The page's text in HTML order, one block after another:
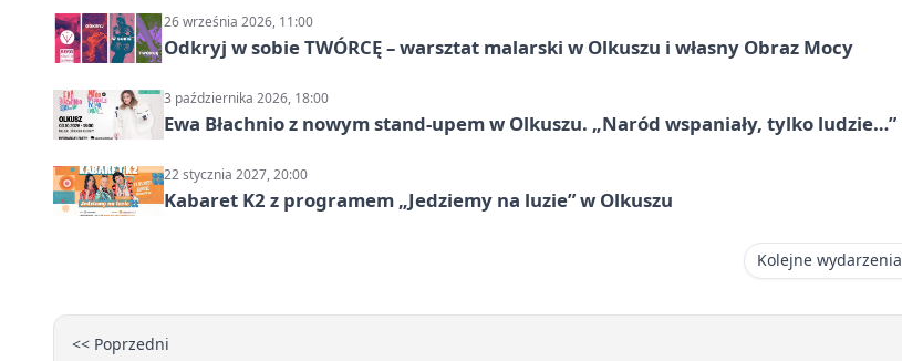
26 września 2026, 11:00
Odkryj w sobie TWÓRCĘ – warsztat malarski w Olkuszu i własny Obraz Mocy
3 października 2026, 18:00
Ewa Błachnio z nowym stand-upem w Olkuszu. „Naród wspaniały, tylko ludzie…”
22 stycznia 2027, 20:00
Kabaret K2 z programem „Jedziemy na luzie” w Olkuszu
Kolejne wydarzenia
<< Poprzedni